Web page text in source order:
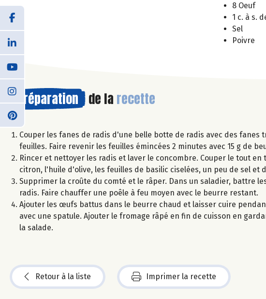
8 Oeuf
1 c. à s.
Sel
Poivre
Préparation de la recette
Couper les fanes de radis d'une belle botte de radis avec des
feuilles. Faire revenir les feuilles émincées 2 minutes avec 15 g de
Rincer et nettoyer les radis et laver le concombre. Couper le tout
citron, l'huile d'olive, les feuilles de basilic ciselées, un peu de sel et
Supprimer la croûte du comté et le râper. Dans un saladier, battre
radis. Faire chauffer une poêle à feu moyen avec le beurre restant.
Ajouter les œufs battus dans le beurre chaud et laisser cuire
avec une spatule. Ajouter le fromage râpé en fin de cuisson en
la salade.
Retour à la liste Imprimer la recette